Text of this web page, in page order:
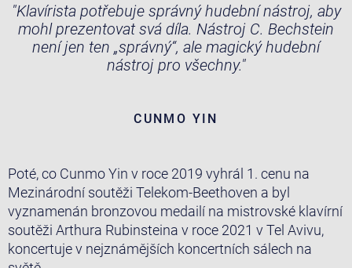
"Klavírista potřebuje správný hudební nástroj, aby
mohl prezentovat svá díla. Nástroj C. Bechstein
není jen ten „správný“, ale magický hudební
nástroj pro všechny."
CUNMO YIN
Poté, co Cunmo Yin v roce 2019 vyhrál 1. cenu na
Mezinárodní soutěži Telekom-Beethoven a byl
vyznamenán bronzovou medailí na mistrovské klavírní
soutěži Arthura Rubinsteina v roce 2021 v Tel Avivu,
koncertuje v nejznámějších koncertních sálech na